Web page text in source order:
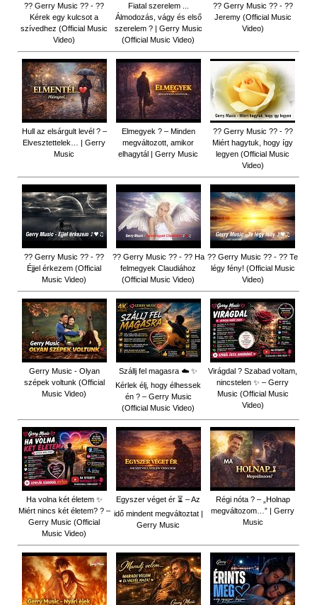
?? Gerry Music ?? - ??
Kérek egy kulcsot a
szívedhez (Official Music
Video)
Fiatal szerelem ...
Álmodozás, vágy és első
szerelem ? | Gerry Music
(Official Music Video)
?? Gerry Music ?? - ??
Jeremy (Official Music
Video)
Hull az elsárgult levél ? –
Elvesztettelek… | Gerry
Music
Elmegyek ? – Minden
megváltozott, amikor
elhagytál | Gerry Music
?? Gerry Music ?? - ??
Miért hagytuk, hogy így
legyen (Official Music
Video)
?? Gerry Music ?? - ??
Éjjel érkezem (Official
Music Video)
?? Gerry Music ?? - ?? Ha
felmegyek Claudiához
(Official Music Video)
?? Gerry Music ?? - ?? Te
légy fény! (Official Music
Video)
Gerry Music - Olyan
szépek voltunk (Official
Music Video)
Szállj fel magasra ☁️ ✨
Kérlek élj, hogy élhessek
én ? – Gerry Music
(Official Music Video)
Virágdal ? Szabad voltam,
nincstelen ✨ – Gerry
Music (Official Music
Video)
Ha volna két életem ✨
Miért nincs két életem? ? –
Gerry Music (Official
Music Video)
Egyszer véget ér ⏳ – Az
idő mindent megváltoztat |
Gerry Music
Régi nóta ? – „Holnap
megváltozom…” | Gerry
Music